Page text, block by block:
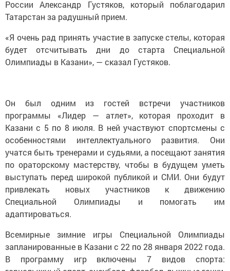
России Александр Густяков, который поблагодарил
Татарстан за радушный прием.
«Я очень рад принять участие в запуске стелы, которая
будет отсчитывать дни до старта Специальной
Олимпиады в Казани», — сказал Густяков.
Он был одним из гостей встречи участников
программы «Лидер — атлет», которая проходит в
Казани с 5 по 8 июля. В ней участвуют спортсмены с
особенностями интеллектуального развития. Они
учатся быть тренерами и судьями, а посещают занятия
по ораторскому мастерству, чтобы в будущем уметь
выступать перед широкой публикой и СМИ. Они будут
привлекать новых участников к движению
Специальной Олимпиады и помогать им
адаптироваться.
Всемирные зимние игры Специальной Олимпиады
запланированные в Казани с 22 по 28 января 2022 года.
В программу игр включены 7 видов спорта: